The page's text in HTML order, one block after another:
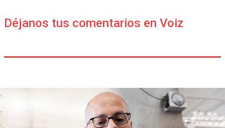
Déjanos tus comentarios en Voiz